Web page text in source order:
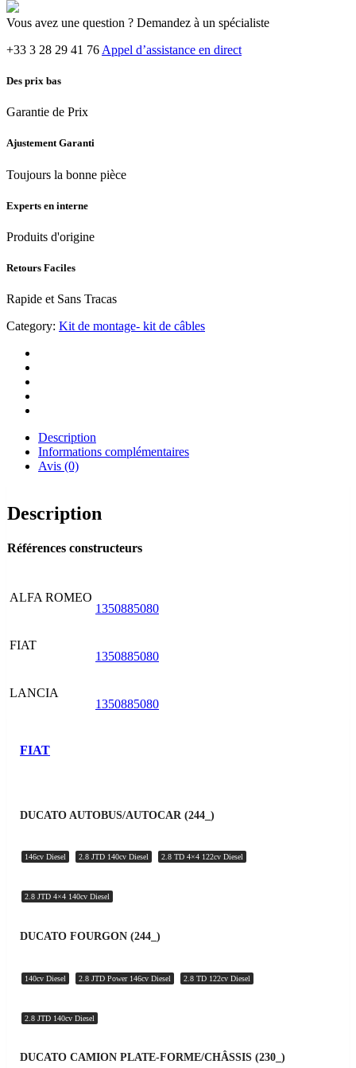
Vous avez une question ? Demandez à un spécialiste
+33 3 28 29 41 76 Appel d’assistance en direct
Des prix bas
Garantie de Prix
Ajustement Garanti
Toujours la bonne pièce
Experts en interne
Produits d'origine
Retours Faciles
Rapide et Sans Tracas
Category: Kit de montage- kit de câbles
Description
Informations complémentaires
Avis (0)
Description
Références constructeurs
ALFA ROMEO
1350885080
FIAT
1350885080
LANCIA
1350885080
FIAT
DUCATO AUTOBUS/AUTOCAR (244_)
146cv Diesel 2.8 JTD 140cv Diesel 2.8 TD 4×4 122cv Diesel
2.8 JTD 4×4 140cv Diesel
DUCATO FOURGON (244_)
140cv Diesel 2.8 JTD Power 146cv Diesel 2.8 TD 122cv Diesel
2.8 JTD 140cv Diesel
DUCATO CAMION PLATE-FORME/CHÂSSIS (230_)